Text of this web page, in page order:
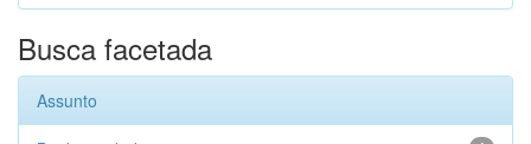
Busca facetada
Assunto